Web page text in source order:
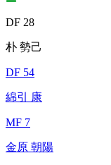
DF 28
朴 勢己
DF 54
綿引 康
MF 7
金原 朝陽